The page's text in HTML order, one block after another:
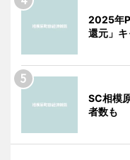
2025年
還元」
SC相模
者数も